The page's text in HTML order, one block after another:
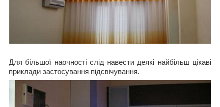
Для більшої наочності слід навести деякі найбільш цікаві
приклади застосування підсвічування.